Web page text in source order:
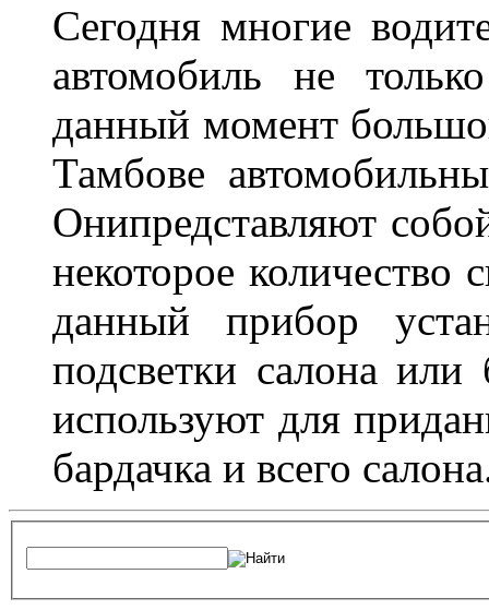
Сегодня многие
автомобиль не
данный момент
Тамбове
Онипредставляют
некоторое количество
данный прибор
подсветки салона
используют для
бардачка и всего